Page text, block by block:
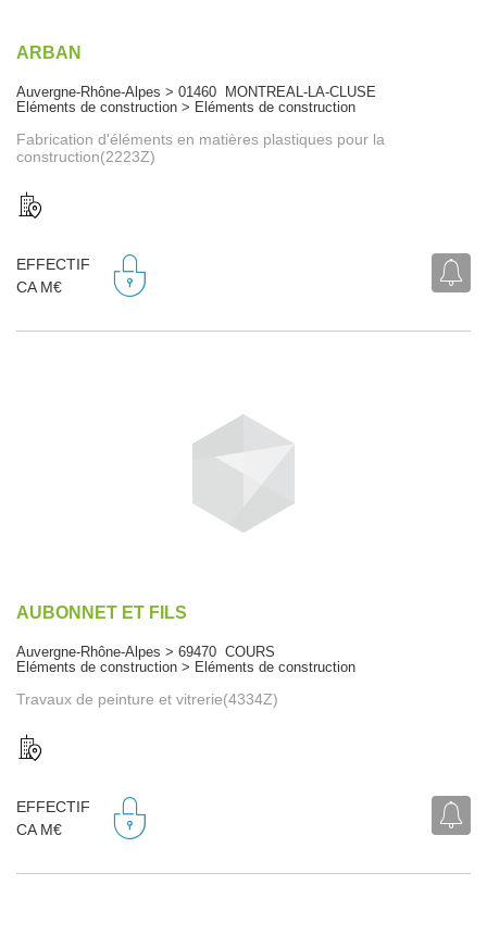
ARBAN
Auvergne-Rhône-Alpes > 01460 MONTREAL-LA-CLUSE
Eléments de construction > Eléments de construction
Fabrication d'éléments en matières plastiques pour la
construction(2223Z)
EFFECTIF
CA M€
AUBONNET ET FILS
Auvergne-Rhône-Alpes > 69470 COURS
Eléments de construction > Eléments de construction
Travaux de peinture et vitrerie(4334Z)
EFFECTIF
CA M€